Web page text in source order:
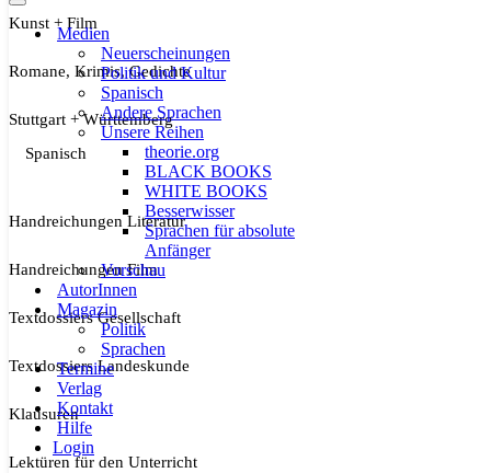
Navigationsmenü
Medien
Neuerscheinungen
Politik und Kultur
Spanisch
Andere Sprachen
Unsere Reihen
theorie.org
BLACK BOOKS
WHITE BOOKS
Besserwisser
Sprachen für absolute
Anfänger
Vorschau
AutorInnen
Magazin
Politik
Sprachen
Termine
Verlag
Kontakt
Hilfe
Login
Kunst + Film
Romane, Krimis, Gedichte
Stuttgart + Württemberg
Spanisch
Handreichungen Literatur
Handreichungen Film
Textdossiers Gesellschaft
Textdossiers Landeskunde
Klausuren
Lektüren für den Unterricht